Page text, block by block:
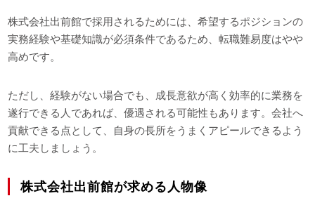
株式会社出前館で採用されるためには、希望するポジションの
実務経験や基礎知識が必須条件であるため、転職難易度はやや
高めです。
ただし、経験がない場合でも、成長意欲が高く効率的に業務を
遂行できる人であれば、優遇される可能性もあります。会社へ
貢献できる点として、自身の長所をうまくアピールできるよう
に工夫しましょう。
株式会社出前館が求める人物像